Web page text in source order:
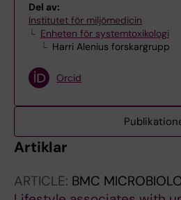
Del av:
Institutet för miljömedicin
Enheten för systemtoxikologi
Harri Alenius forskargrupp
Orcid
Artiklar
ARTICLE: BMC